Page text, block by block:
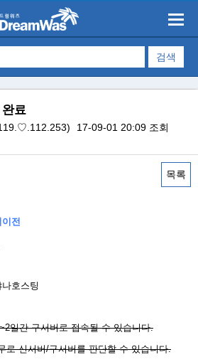
료
17-09-01 20:09 조회
목록
전
호스팅
일간 구서버로 접속될 수 있습니다.
로 신서버/구서버를 판단할 수 있습니다.